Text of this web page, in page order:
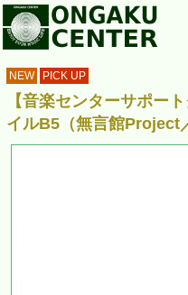
NEW PICK UP
【音楽センターサポー
イルB5（無言館Project